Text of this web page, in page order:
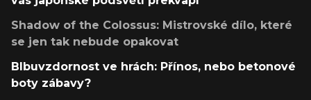
Shadow of the Colossus: Mistrovské dílo, které
se jen tak nebude opakovat
Blbuvzdornost ve hrách: Přínos, nebo betonové
boty zábavy?